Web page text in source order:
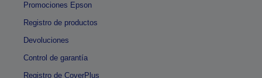
Promociones Epson
Registro de productos
Devoluciones
Control de garantía
Registro de CoverPlus